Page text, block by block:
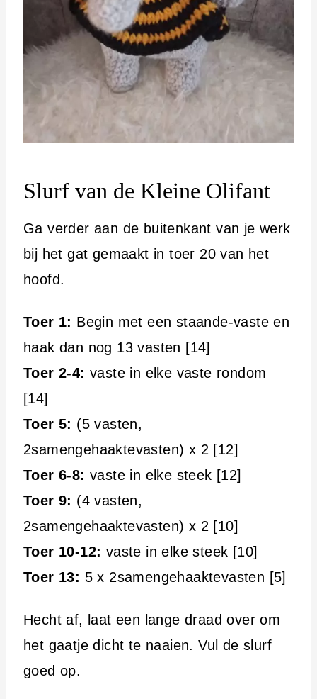
Slurf van de Kleine Olifant
Ga verder aan de buitenkant van je werk
bij het gat gemaakt in toer 20 van het
hoofd.
Toer 1: Begin met een staande-vaste en
haak dan nog 13 vasten [14]
Toer 2-4: vaste in elke vaste rondom
[14]
Toer 5: (5 vasten,
2samengehaaktevasten) x 2 [12]
Toer 6-8: vaste in elke steek [12]
Toer 9: (4 vasten,
2samengehaaktevasten) x 2 [10]
Toer 10-12: vaste in elke steek [10]
Toer 13: 5 x 2samengehaaktevasten [5]
Hecht af, laat een lange draad over om
het gaatje dicht te naaien. Vul de slurf
goed op.